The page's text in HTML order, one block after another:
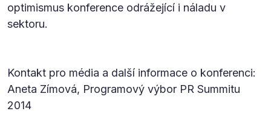
optimismus konference odrážející i náladu v
sektoru.
Kontakt pro média a další informace o konferenci:
Aneta Zímová, Programový výbor PR Summitu
2014